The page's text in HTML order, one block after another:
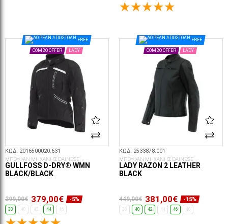
FREE
COMBO OFFER LADY
ΚΩΔ. 2016500020.631
ΜΠΟΥΦΑΝ ΜΗΧΑΝΗΣ DAINESE
GULLFOSS D-DRY® WMN
BLACK/BLACK
399,00€ 379,00€ -5%
38 40 42 44 46
FREE
COMBO OFFER LADY
ΚΩΔ. 2533878.001
ΜΠΟΥΦΑΝ ΜΗΧΑΝΗΣ DAINESE
LADY RAZON 2 LEATHER
BLACK
449,00€ 381,00€ -15%
38 40 42 44 46 48